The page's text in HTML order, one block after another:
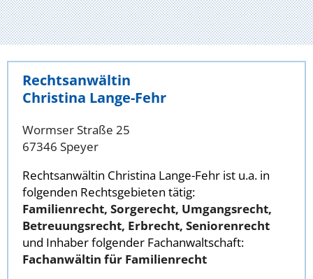
Rechtsanwältin
Christina Lange-Fehr
Wormser Straße 25
67346 Speyer
Rechtsanwältin Christina Lange-Fehr ist u.a. in
folgenden Rechtsgebieten tätig:
Familienrecht, Sorgerecht, Umgangsrecht,
Betreuungsrecht, Erbrecht, Seniorenrecht
und Inhaber folgender Fachanwaltschaft:
Fachanwältin für Familienrecht